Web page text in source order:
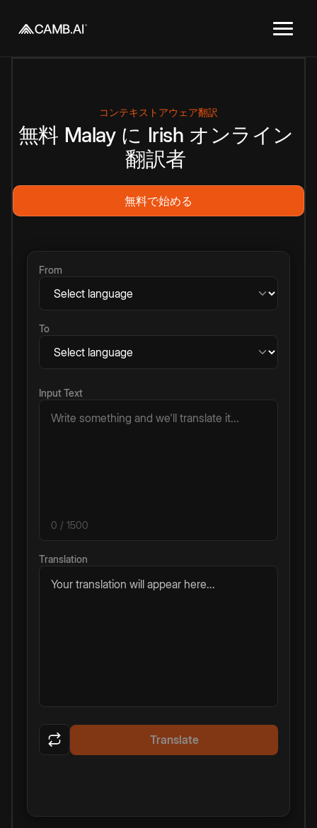
コンテキストアウェア翻訳
無料 Malay に Irish オンライン
翻訳者
無料で始める
From
To
Input Text
0 / 1500
Translation
Your translation will appear here...
Translate